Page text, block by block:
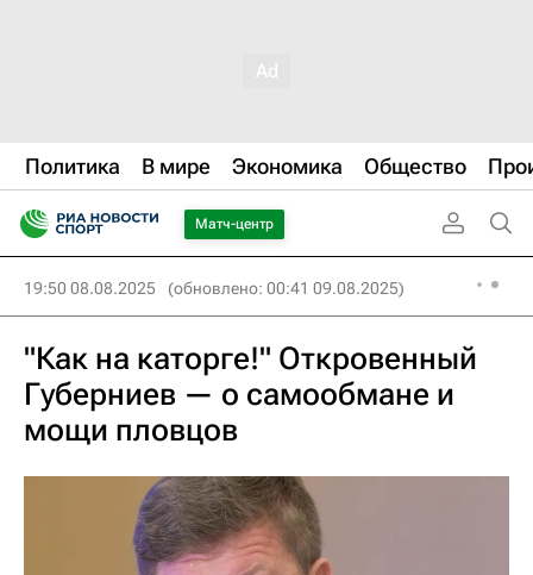
Политика В мире Экономика Общество
Матч-центр
19:50 08.08.2025 (обновлено: 00:41 09.08.2025)
"Как на каторге!" Откровенный
Губерниев — о самообмане и
мощи пловцов